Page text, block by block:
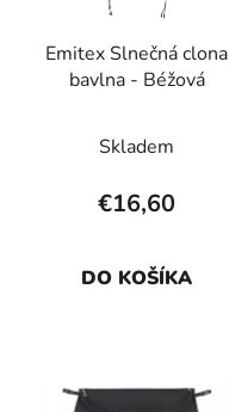
Emitex Slnečná clona
bavlna - Béžová
Skladem
€16,60
DO KOŠÍKA